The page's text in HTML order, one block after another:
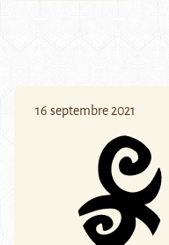
16 septembre 2021